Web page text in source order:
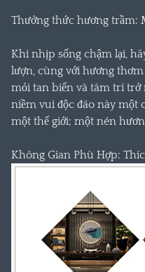
Thưởng thức hương trầm:
Khi nhịp sống chậm lại,
lượn, cùng với hương
mỏi tan biến và tâm trí trở
niềm vui độc đáo này một
một thế giới; một nén
Không Gian Phù Hợp: